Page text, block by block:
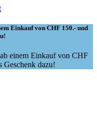
Einkauf von CHF 150.- und
einem Einkauf von CHF
Geschenk dazu!